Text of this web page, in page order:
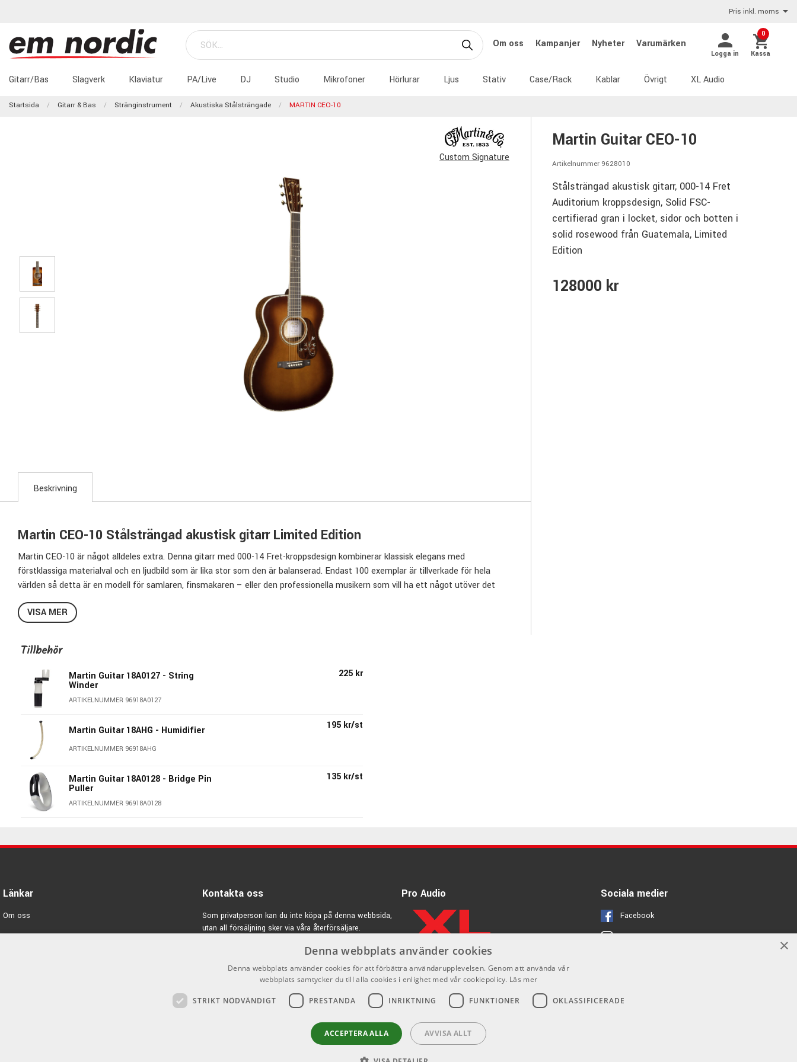
Pris inkl. moms
Om oss Kampanjer Nyheter Varumärken
Logga in
0
Kassa
Gitarr/Bas Slagverk Klaviatur PA/Live DJ Studio Mikrofoner Hörlurar Ljus Stativ Case/Rack Kablar Övrigt XL Audio
Startsida Gitarr & Bas Stränginstrument Akustiska Stålsträngade MARTIN CEO-10
Custom Signature
Martin Guitar CEO-10
Artikelnummer 9628010
Stålsträngad akustisk gitarr, 000-14 Fret
Auditorium kroppsdesign, Solid FSC-
certifierad gran i locket, sidor och botten i
solid rosewood från Guatemala, Limited
Edition
128000 kr
Beskrivning
Martin CEO-10 Stålsträngad akustisk gitarr Limited Edition
Martin CEO-10 är något alldeles extra. Denna gitarr med 000-14 Fret-kroppsdesign kombinerar klassisk elegans med
förstklassiga materialval och en ljudbild som är lika stor som den är balanserad. Endast 100 exemplar är tillverkade för hela
världen så detta är en modell för samlaren, finsmakaren – eller den professionella musikern som vill ha ett något utöver det
vanliga.
Gitarrens lock är tillverkat av FSC®-certifierad Europeisk gran, vilket inte bara ger en bra ton utan också stödjer hållbart
och tydliga basregister. Finishen i klassisk 1933 Ambertone ger ett vintageinspirerat utseende som verkligen sticker ut.
Bindningen är tillverkad i flammig Europeisk lönn, stallsadeln och strängstiften är tillverkade i ben med detaljer i abalone, samt
att greppbrädan i ebenholts har Foden-inlägg i abalone. Allt detta tillsammans ger ett uttryck för ren hantverksmässig
perfektion. Guldpläterade öppna stämskruvar och en specialinläggning på huvudet sätter pricken över i:et.
CEO-10 är utrustad med Martins Vintage Deluxe-hals som har en lätt asymmetrisk form, perfekt för komfort och precision i
spelet.
Varje gitarr är numrerad och levereras med en etikett personligen signerad av Martin Guitar's VD, Thomas Ripsam.
000-14 Fret kroppsdesign
Solitt lock FSC-certifierad Europeisk gran,1933 Ambertone-finish
Solid rosewood från Guatemala i sidor och bakstycke
Hardcase
VISA MER
Tillbehör
Martin Guitar 18A0127 - String
Winder
ARTIKELNUMMER 96918A0127
225 kr
Martin Guitar 18AHG - Humidifier
ARTIKELNUMMER 96918AHG
195 kr/st
Martin Guitar 18A0128 - Bridge Pin
Puller
ARTIKELNUMMER 96918A0128
135 kr/st
Länkar
Om oss
Varumärken
Kontakta oss
Som privatperson kan du inte köpa på denna webbsida,
utan all försäljning sker via våra återförsäljare.
Pro Audio Sociala medier
Facebook
Instagram ×
Denna webbplats använder cookies
Denna webbplats använder cookies för att förbättra användarupplevelsen. Genom att använda vår
webbplats samtycker du till alla cookies i enlighet med vår cookiepolicy. Läs mer
STRIKT NÖDVÄNDIGT PRESTANDA INRIKTNING FUNKTIONER OKLASSIFICERADE
ACCEPTERA ALLA AVVISA ALLT